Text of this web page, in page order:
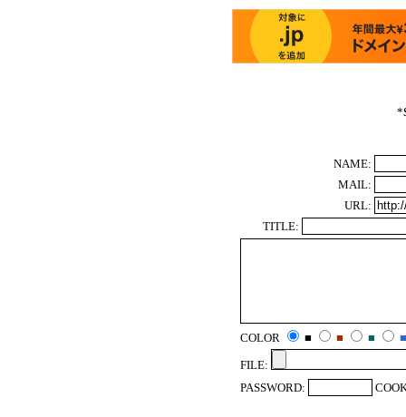
*
NAME:
MAIL:
URL:
TITLE:
COLOR ■ ■ ■
■
FILE:
PASSWORD: